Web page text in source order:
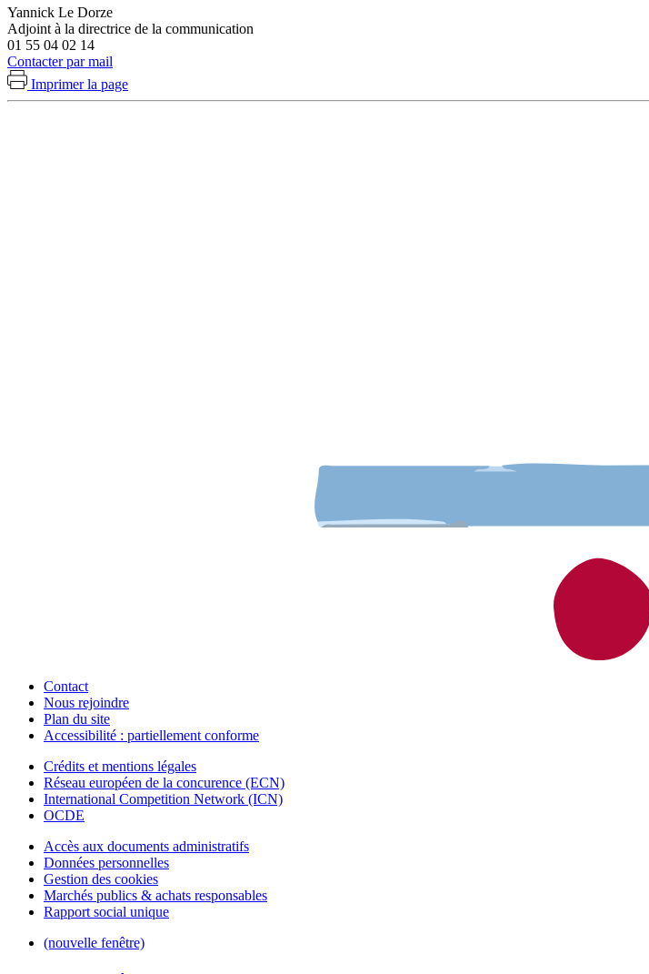
Yannick Le Dorze
Adjoint à la directrice de la communication
01 55 04 02 14
Contacter par mail
Imprimer la page
Contact
Nous rejoindre
Plan du site
Accessibilité : partiellement conforme
Crédits et mentions légales
Réseau européen de la concurence (ECN)
International Competition Network (ICN)
OCDE
Accès aux documents administratifs
Données personnelles
Gestion des cookies
Marchés publics & achats responsables
Rapport social unique
(nouvelle fenêtre)